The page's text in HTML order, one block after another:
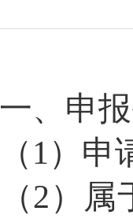
一、申
（1）
（2）